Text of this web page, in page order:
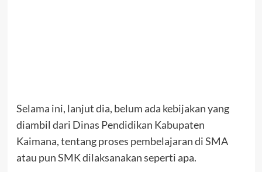
Selama ini, lanjut dia, belum ada kebijakan yang
diambil dari Dinas Pendidikan Kabupaten
Kaimana, tentang proses pembelajaran di SMA
atau pun SMK dilaksanakan seperti apa.